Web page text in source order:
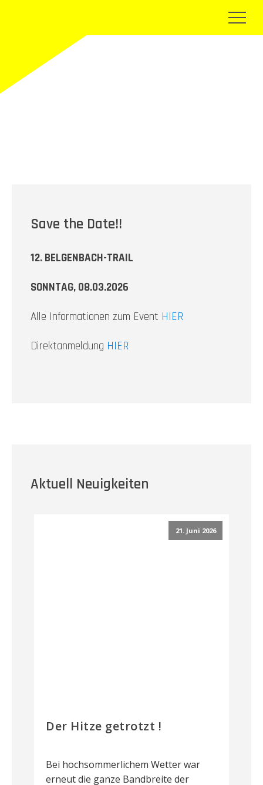
Save the Date!!
12. BELGENBACH-TRAIL
SONNTAG, 08.03.2026
Alle Informationen zum Event HIER
Direktanmeldung HIER
Aktuell Neuigkeiten
21. Juni 2026
Der Hitze getrotzt !
Bei hochsommerlichem Wetter war
erneut die ganze Bandbreite der